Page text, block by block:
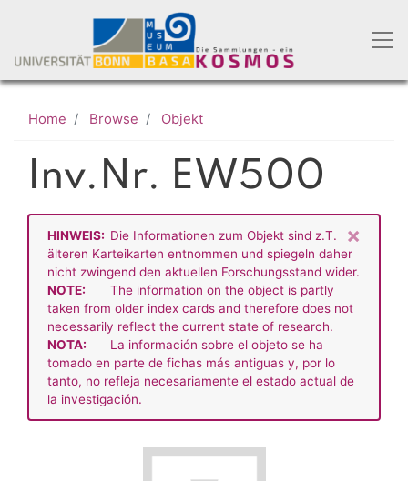
main
content
Home Browse Objekt
Inv.Nr. EW500
×
HINWEIS: Die Informationen zum Objekt sind z.T.
älteren Karteikarten entnommen und spiegeln daher
nicht zwingend den aktuellen Forschungsstand wider.
NOTE:
The information on the object is partly
taken from older index cards and therefore does not
necessarily reflect the current state of research.
NOTA:
La información sobre el objeto se ha
tomado en parte de fichas más antiguas y, por lo
tanto, no refleja necesariamente el estado actual de
la investigación.